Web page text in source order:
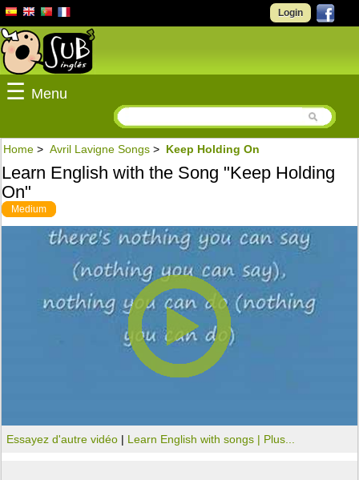
Login
☰ Menu
Home > Avril Lavigne Songs > Keep Holding On
Learn English with the Song "Keep Holding
On"
Medium
Essayez d'autre vidéo | Learn English with songs | Plus...